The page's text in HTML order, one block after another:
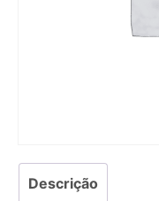
Descrição